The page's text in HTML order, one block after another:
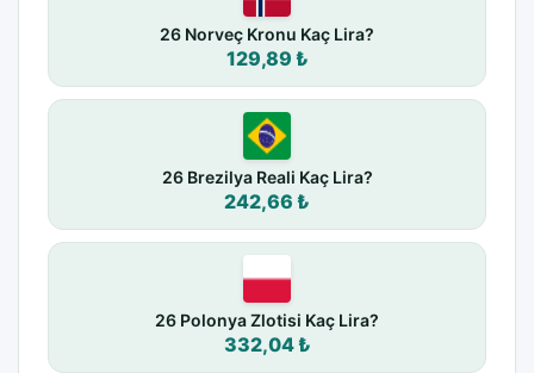
26 Norveç Kronu Kaç Lira?
129,89 ₺
26 Brezilya Reali Kaç Lira?
242,66 ₺
26 Polonya Zlotisi Kaç Lira?
332,04 ₺